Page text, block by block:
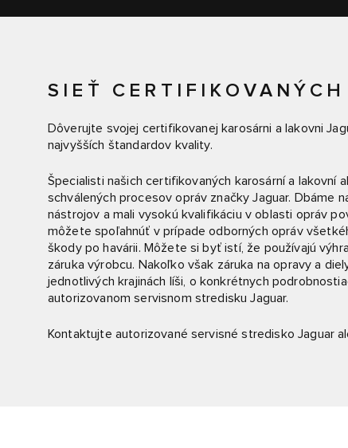
SIEŤ
Dôverujte svojej certifikovanej karosárni a lakovni
najvyšších štandardov kvality.
Špecialisti našich certifikovaných karosární a lakovní
schválených procesov opráv značky Jaguar. Dbáme
nástrojov a mali vysokú kvalifikáciu v oblasti opráv
môžete spoľahnúť v prípade odborných opráv
škody po havárii. Môžete si byť istí, že používajú
záruka výrobcu. Nakoľko však záruka na opravy a
jednotlivých krajinách líši, o konkrétnych
autorizovanom servisnom stredisku Jaguar.
Kontaktujte autorizované servisné stredisko Jaguar